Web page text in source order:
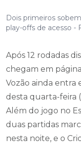
Dois primeiros
play-offs de acesso -
Após 12 rodadas
chegam em
Vozão ainda entra
desta quarta-feira
Além do jogo no
duas partidas
nesta noite, e o